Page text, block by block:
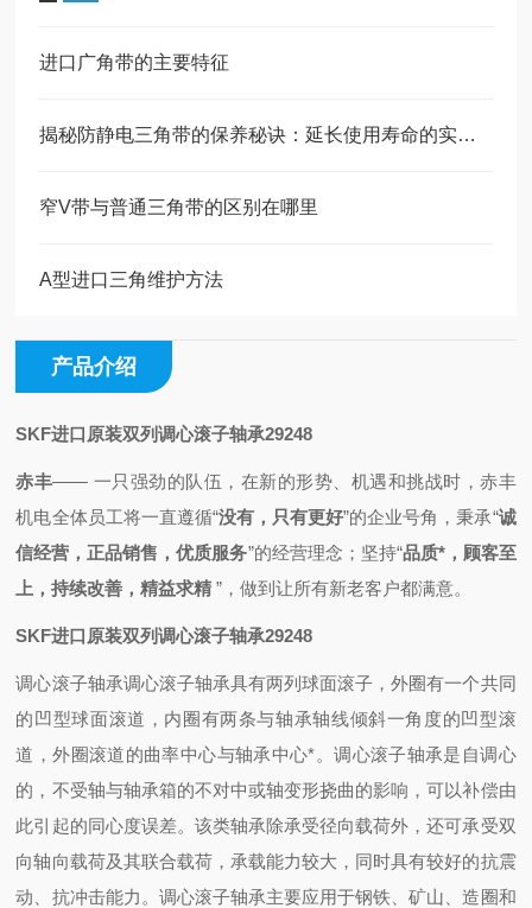
进口广角带的主要特征
揭秘防静电三角带的保养秘诀：延长使用寿命的实用技巧！
窄V带与普通三角带的区别在哪里
A型进口三角维护方法
产品介绍
SKF进口原装双列调心滚子轴承29248
赤丰—— 一只强劲的队伍， 在新的形势、机遇和挑战时，赤丰
机电全体员工将一直遵循“没有，只有更好”的企业号角，秉承“诚
信经营，正品销售，优质服务”的经营理念； 坚持“品质*，顾客至
上，持续改善，精益求精 ”，做到让所有新老客户都满意。
SKF进口原装双列调心滚子轴承29248
调心滚子轴承调心滚子轴承具有两列球面滚子，外圈有一个共同
的凹型球面滚道，内圈有两条与轴承轴线倾斜一角度的凹型滚
道，外圈滚道的曲率中心与轴承中心*。调心滚子轴承是自调心
的，不受轴与轴承箱的不对中或轴变形挠曲的影响，可以补偿由
此引起的同心度误差。该类轴承除承受径向载荷外，还可承受双
向轴向载荷及其联合载荷，承载能力较大，同时具有较好的抗震
动、抗冲击能力。调心滚子轴承主要应用于钢铁、矿山、造圈和